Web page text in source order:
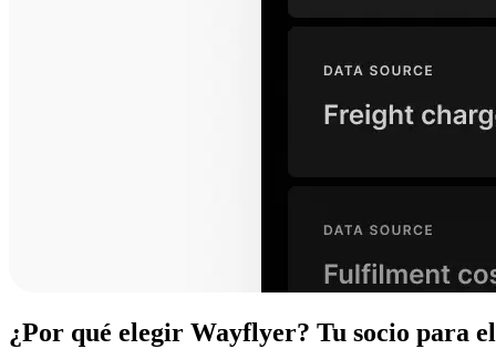
¿Por qué elegir Wayflyer? Tu socio para